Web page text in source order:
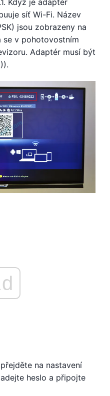
Když je adaptér
síť Wi-Fi. Název
jsou zobrazeny na
se v pohotovostním
Adaptér musí být
na nastavení
heslo a připojte